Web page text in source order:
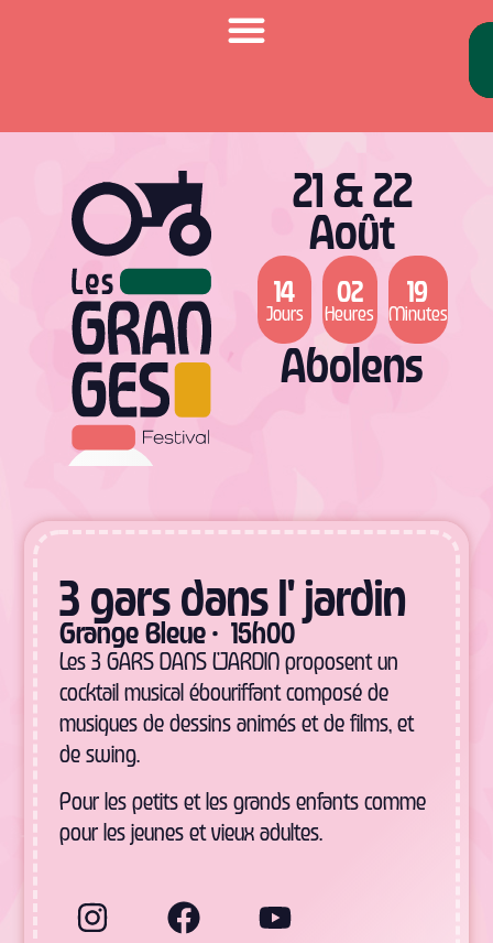
21 & 22
Août
14
Jours
02
Heures
19
Minutes
Abolens
3 gars dans l' jardin
Grange Bleue • 15h00
Les3 GARS DANS L’JARDINproposent un
cocktail musical ébouriffant composé de
musiques de dessins animés et de films, et
de swing.
Pour les petits et les grands enfants comme
pour les jeunes et vieux adultes.